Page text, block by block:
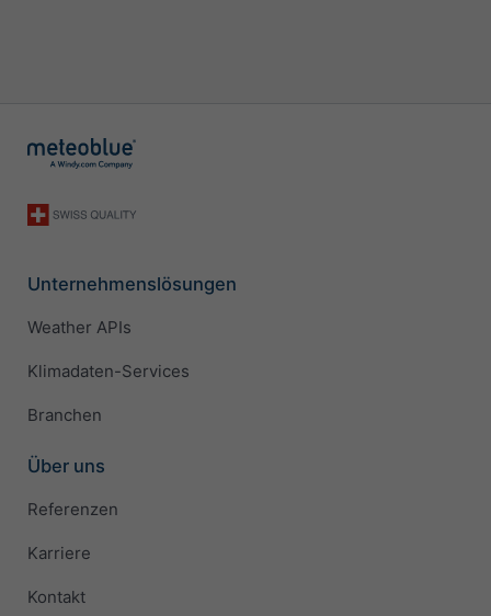
Unternehmenslösungen
Weather APIs
Klimadaten-Services
Branchen
Über uns
Referenzen
Karriere
Kontakt